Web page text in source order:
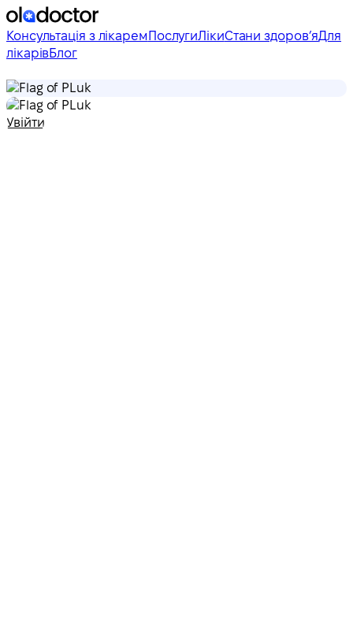
Консультація з лікарем ПослугиЛікиСтани здоровʼяДля
лікарівБлог
uk
uk
Увійти